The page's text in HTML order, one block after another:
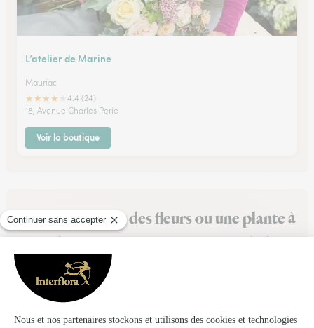
L’atelier de Marine
Mauriac
★★★★
4.4 (24)
18, Avenue Charles Perie
Voir la boutique
Ils ont fait livrer des fleurs ou une plante à
Champs-sur-Tarentaine-Marchal
★ ★ ★ ★
Commande facile à passer et livraison…